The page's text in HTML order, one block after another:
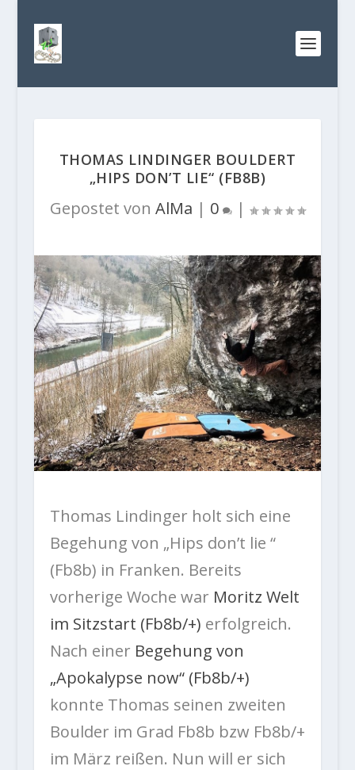
THOMAS LINDINGER BOULDERT
„HIPS DON’T LIE“ (FB8B)
Gepostet von AlMa | 0 |
Thomas Lindinger holt sich eine
Begehung von „Hips don’t lie “
(Fb8b) in Franken. Bereits
vorherige Woche war Moritz Welt
im Sitzstart (Fb8b/+) erfolgreich.
Nach einer Begehung von
„Apokalypse now“ (Fb8b/+)
konnte Thomas seinen zweiten
Boulder im Grad Fb8b bzw Fb8b/+
im März reißen. Nun will er sich